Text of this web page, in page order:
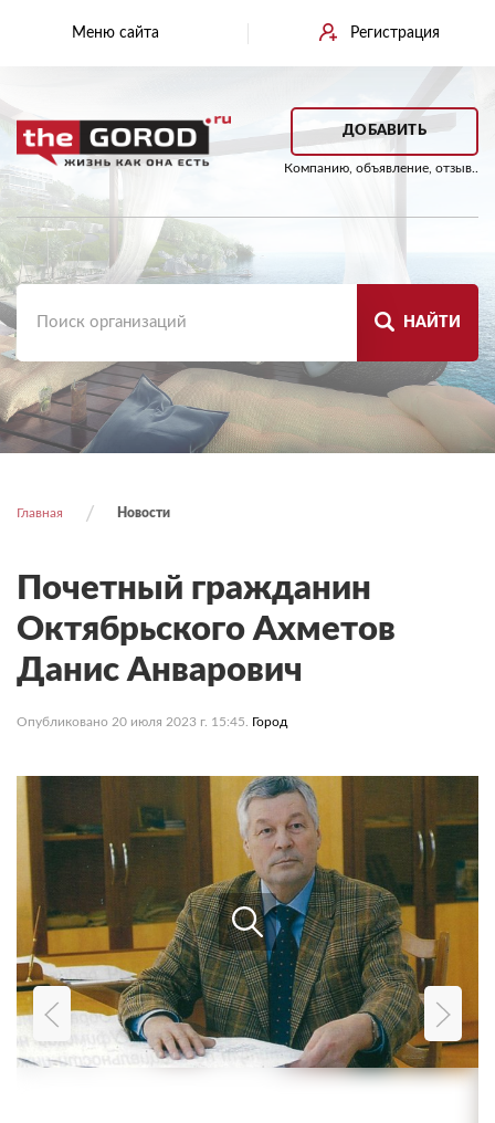
Меню сайта Регистрация
ДОБАВИТЬ
Компанию, объявление, отзыв..
НАЙТИ
Главная Новости
Почетный гражданин
Октябрьского Ахметов
Данис Анварович
Опубликовано 20 июля 2023 г. 15:45. Город